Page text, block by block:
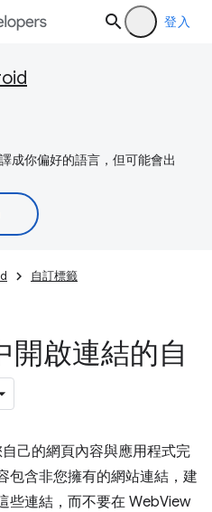
登入
成你偏好的語言，但可能會出
自訂標籤
開啟連結的自
己的網頁內容與應用程式完
包含非您擁有的網站連結，建
些連結，而不要在 WebView